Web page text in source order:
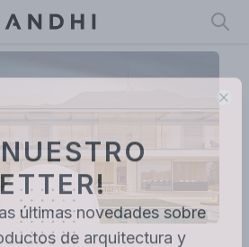
últimas novedades sobre
de arquitectura y